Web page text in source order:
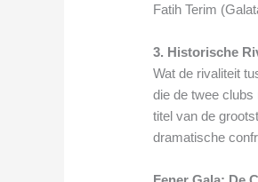
Fatih Terim
3. Historische
Wat de rivaliteit
die de twee
titel van de
dramatische